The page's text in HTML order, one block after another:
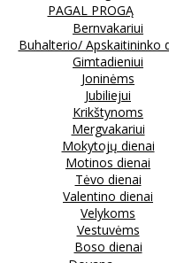
PAGAL PROGĄ
Bernvakariui
Buhalterio/ Apskaitininko
Gimtadieniui
Joninėms
Jubiliejui
Krikštynoms
Mergvakariui
Mokytojų dienai
Motinos dienai
Tėvo dienai
Valentino dienai
Velykoms
Vestuvėms
Boso dienai